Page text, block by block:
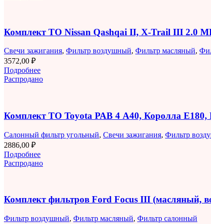
Комплект ТО Nissan Qashqai II, X-Trail III 2.0
Свечи зажигания, Фильтр воздушный, Фильтр масляный,
3572,00 ₽
Подробнее
Распродано
Комплект ТО Toyota РАВ 4 A40, Королла E180,
Салонный фильтр угольный, Свечи зажигания, Фильтр
2886,00 ₽
Подробнее
Распродано
Комплект фильтров Ford Focus III (масляный,
Фильтр воздушный, Фильтр масляный, Фильтр салонный